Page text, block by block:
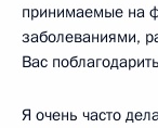
принимаемые на
заболеваниями,
Вас
Я очень часто